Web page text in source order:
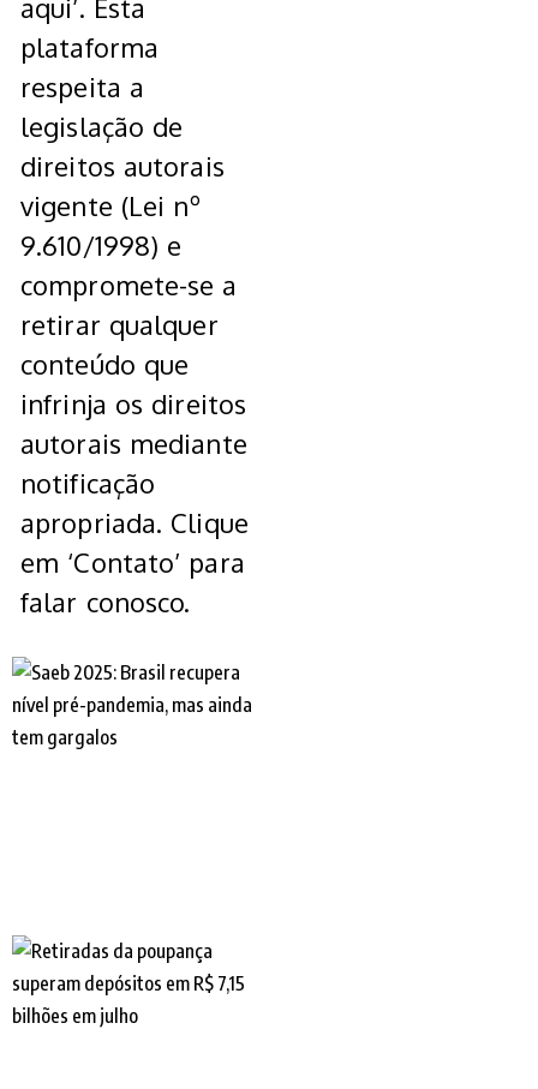
aqui’. Esta
plataforma
respeita a
legislação de
direitos autorais
vigente (Lei nº
9.610/1998) e
compromete-se a
retirar qualquer
conteúdo que
infrinja os direitos
autorais mediante
notificação
apropriada. Clique
em ‘Contato’ para
falar conosco.